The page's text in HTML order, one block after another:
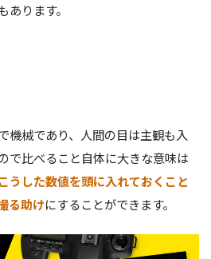
ります。
機械であり、人間の目は主観も入
で比べること自体に大きな意味は
こうした数値を頭に入れておくこと
る助けにすることができます。